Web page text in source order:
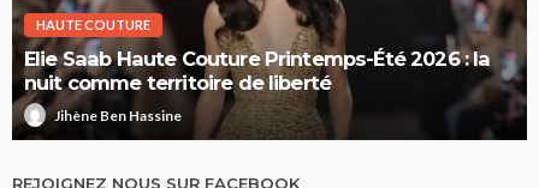
HAUTE COUTURE
Elie Saab Haute Couture Printemps-Été 2026 : la
nuit comme territoire de liberté
Jihène Ben Hassine
REJOIGNEZ NOUS SUR FACEBOOK